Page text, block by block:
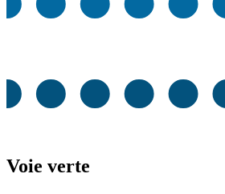
Voie verte